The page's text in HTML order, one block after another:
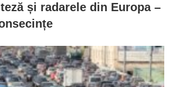
și radarele din Europa –